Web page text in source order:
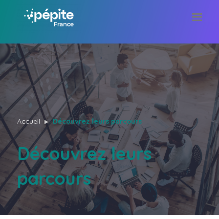
Accueil Découvrez leurs parcours
Découvrez leurs
parcours